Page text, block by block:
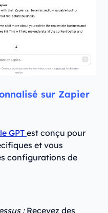
sur Zapier
GPT est conçu pour
et vous
configurations de
:Recevez des